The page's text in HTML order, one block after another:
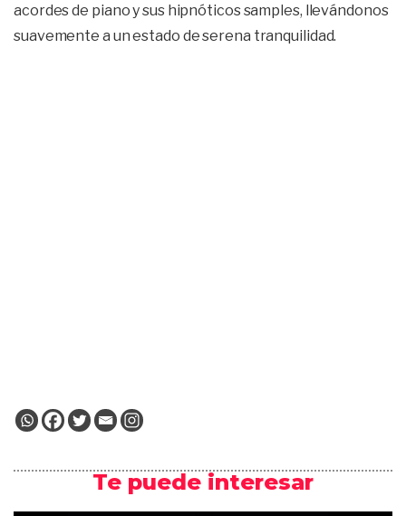
acordes de piano y sus hipnóticos samples, llevándonos
suavemente a un estado de serena tranquilidad.
Te puede interesar